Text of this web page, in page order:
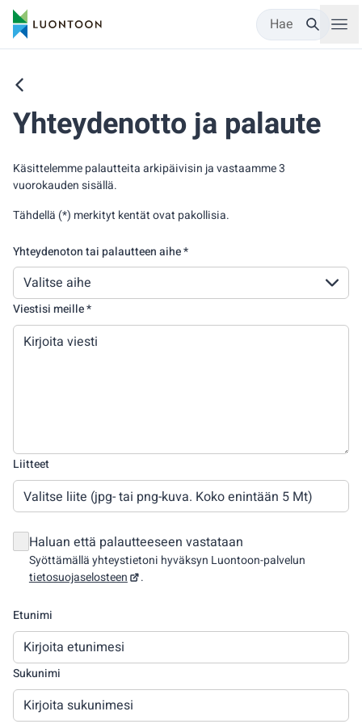
Hae
Yhteydenotto ja palaute
Käsittelemme palautteita arkipäivisin ja vastaamme 3
vuorokauden sisällä.
Tähdellä (*) merkityt kentät ovat pakollisia.
Yhteydenoton tai palautteen aihe *
Valitse aihe
Viestisi meille *
Liitteet
Valitse liite (jpg- tai png-kuva. Koko enintään 5 Mt)
Haluan että palautteeseen vastataan
Syöttämällä yhteystietoni hyväksyn Luontoon-palvelun
tietosuojaselosteen
.
Etunimi
Sukunimi